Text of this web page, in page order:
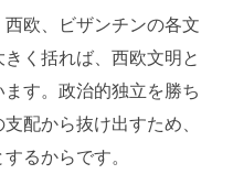
欧、ビザンチンの各文
く括れば、西欧文明と
す。政治的独立を勝ち
配から抜け出すため、
るからです。